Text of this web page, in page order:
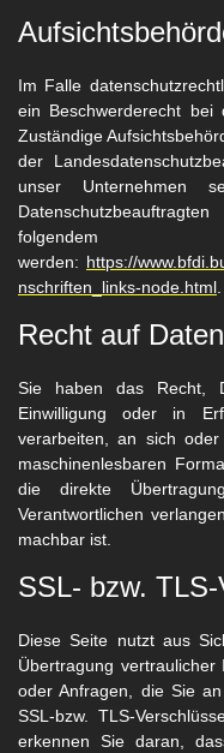
Im Falle
ein Beschwerderecht bei
Zuständige
der
unser
folgendem
werden: https://
nschriften_links-node.html
Recht auf
Sie haben das Recht,
Einwilligung oder in
verarbeiten, an sich
maschinenlesbaren
die direkte
Verantwortlichen
machbar ist.
SSL- bzw.
Diese Seite nutzt aus
Übertragung vertraulicher
oder Anfragen, die Sie
SSL-bzw. TLS-
erkennen Sie daran,